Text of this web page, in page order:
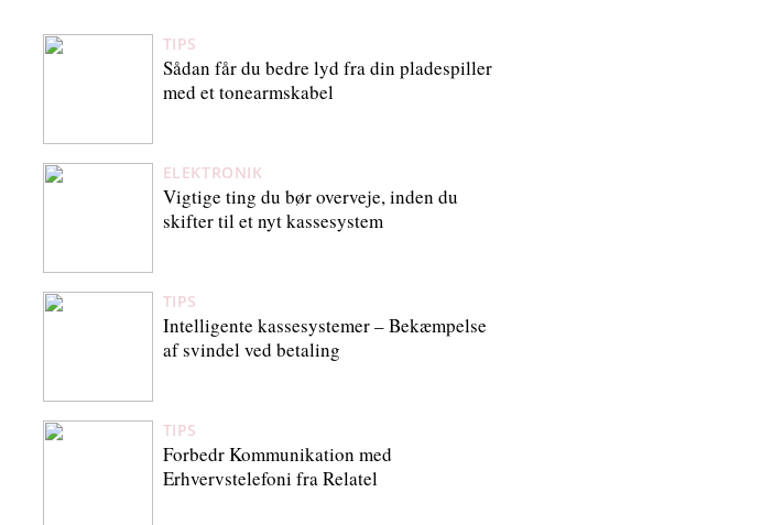
TIPS
Sådan får du bedre lyd fra din pladespiller
med et tonearmskabel
ELEKTRONIK
Vigtige ting du bør overveje, inden du
skifter til et nyt kassesystem
TIPS
Intelligente kassesystemer – Bekæmpelse
af svindel ved betaling
TIPS
Forbedr Kommunikation med
Erhvervstelefoni fra Relatel